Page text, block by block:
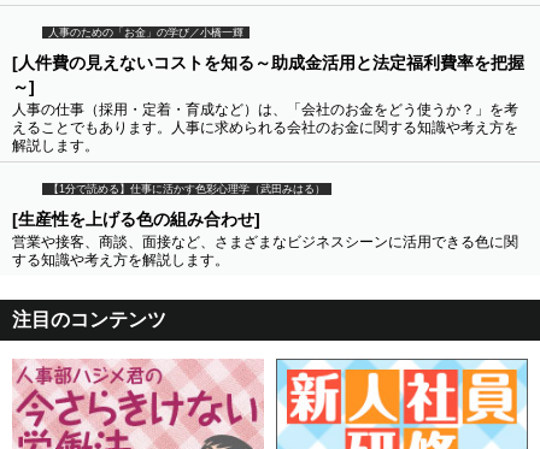
人事のための「お金」の学び／小橋一輝
[人件費の見えないコストを知る～助成金活用と法定福利費率を把握
～]
人事の仕事（採用・定着・育成など）は、「会社のお金をどう使うか？」を考
えることでもあります。人事に求められる会社のお金に関する知識や考え方を
解説します。
【1分で読める】仕事に活かす色彩心理学（武田みはる）
[生産性を上げる色の組み合わせ]
営業や接客、商談、面接など、さまざまなビジネスシーンに活用できる色に関
する知識や考え方を解説します。
注目のコンテンツ